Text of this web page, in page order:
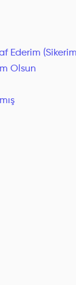
Ederim
Olsun